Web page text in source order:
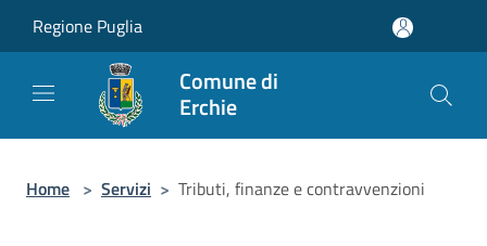
Regione Puglia
Comune di
Erchie
Home > Servizi > Tributi, finanze e contravvenzioni